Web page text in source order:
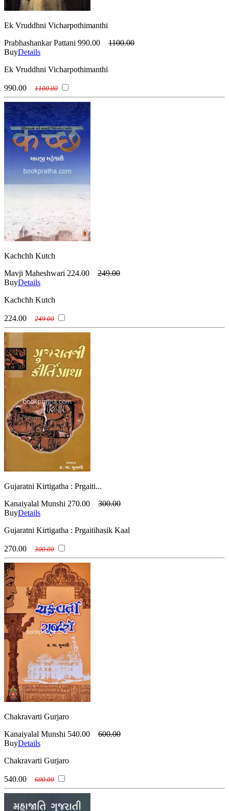
Ek Vruddhni Vicharpothimanthi
Prabhashankar Pattani 990.00
1100.00
BuyDetails
Ek Vruddhni Vicharpothimanthi
990.00 1100.00
Kachchh Kutch
Mavji Maheshwari 224.00
249.00
BuyDetails
Kachchh Kutch
224.00 249.00
Gujaratni Kirtigatha : Prgaiti...
Kanaiyalal Munshi 270.00
300.00
BuyDetails
Gujaratni Kirtigatha : Prgaitihasik Kaal
270.00 300.00
Chakravarti Gurjaro
Kanaiyalal Munshi 540.00
600.00
BuyDetails
Chakravarti Gurjaro
540.00 600.00